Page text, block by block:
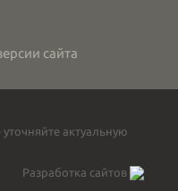
сайта
актуальную
Разработка сайтов